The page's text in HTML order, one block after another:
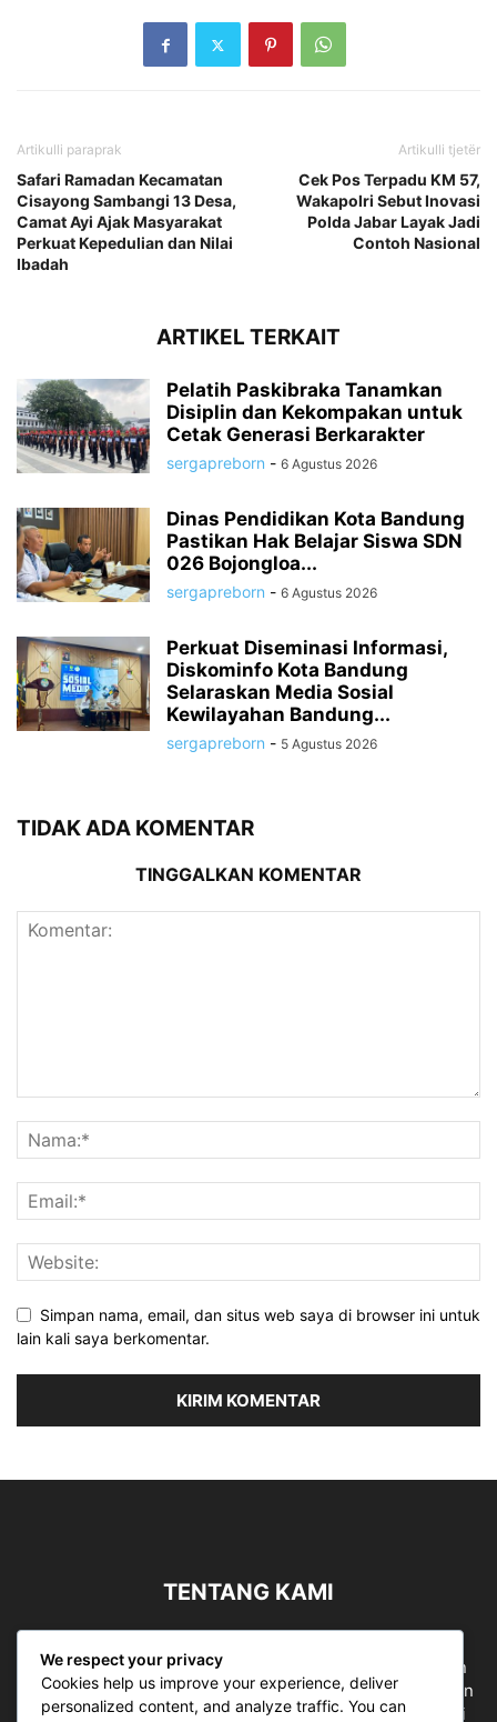
Artikulli paraprak
Safari Ramadan Kecamatan
Cisayong Sambangi 13 Desa,
Camat Ayi Ajak Masyarakat
Perkuat Kepedulian dan Nilai
Ibadah
Artikulli tjetër
Cek Pos Terpadu KM 57,
Wakapolri Sebut Inovasi
Polda Jabar Layak Jadi
Contoh Nasional
ARTIKEL TERKAIT
Pelatih Paskibraka Tanamkan
Disiplin dan Kekompakan untuk
Cetak Generasi Berkarakter
sergapreborn - 6 Agustus 2026
Dinas Pendidikan Kota Bandung
Pastikan Hak Belajar Siswa SDN
026 Bojongloa...
sergapreborn - 6 Agustus 2026
Perkuat Diseminasi Informasi,
Diskominfo Kota Bandung
Selaraskan Media Sosial
Kewilayahan Bandung...
sergapreborn - 5 Agustus 2026
TIDAK ADA KOMENTAR
TINGGALKAN KOMENTAR
Simpan nama, email, dan situs web saya di browser ini untuk
lain kali saya berkomentar.
TENTANG KAMI
bergerak di ruang jurnalistik, sebagai entitas pemberian
ruang Publik, Media merupakan literasi mutlak diperlukan
sebagai kemampuan dasar berpikir kritis untuk hidup di
We respect your privacy
Cookies help us improve your experience, deliver
personalized content, and analyze traffic. You can